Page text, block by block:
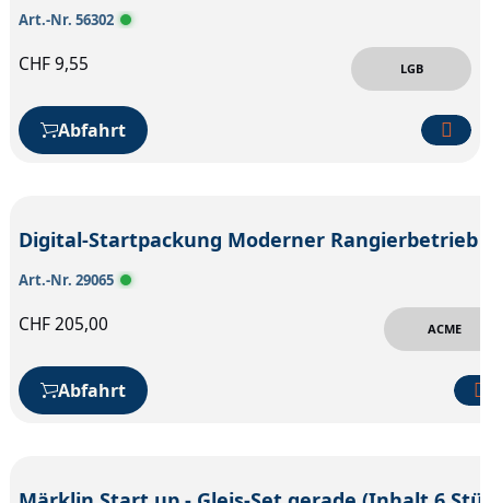
Art.-Nr. 56302
CHF9,55 LGB
Abfahrt
Art.-Nr. 29065
CHF205,00 ACME
Abfahrt